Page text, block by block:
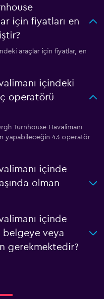
için fiyatları en
araçlar için fiyatlar, en
içindeki
operatörü
Turnhouse Havalimanı
yapabileceğin 43 operatör
içinde
olman
içinde
belgeye veya
gerekmektedir?